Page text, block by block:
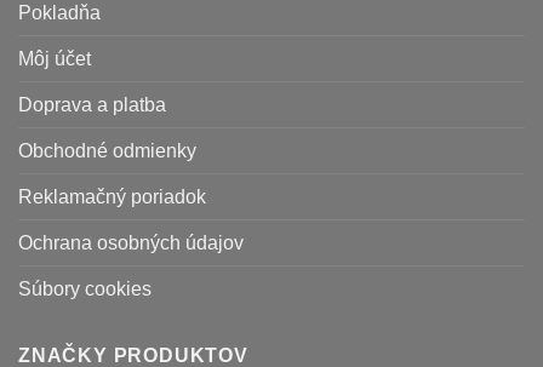
Pokladňa
Môj účet
Doprava a platba
Obchodné odmienky
Reklamačný poriadok
Ochrana osobných údajov
Súbory cookies
ZNAČKY PRODUKTOV